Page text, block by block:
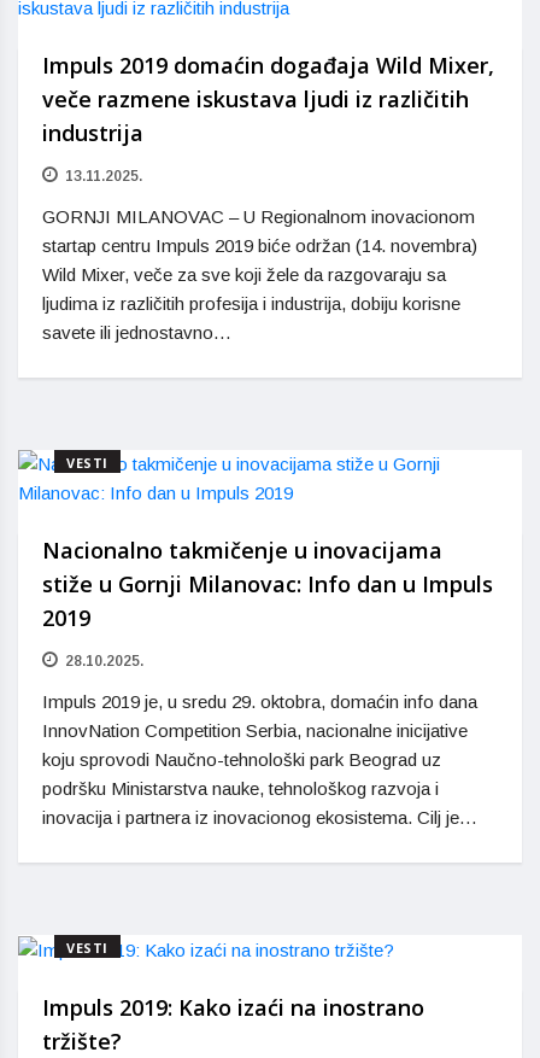
Impuls 2019 domaćin događaja Wild Mixer,
veče razmene iskustava ljudi iz različitih
industrija
13.11.2025.
GORNJI MILANOVAC – U Regionalnom inovacionom
startap centru Impuls 2019 biće održan (14. novembra)
Wild Mixer, veče za sve koji žele da razgovaraju sa
ljudima iz različitih profesija i industrija, dobiju korisne
savete ili jednostavno…
VESTI
Nacionalno takmičenje u inovacijama
stiže u Gornji Milanovac: Info dan u Impuls
2019
28.10.2025.
Impuls 2019 je, u sredu 29. oktobra, domaćin info dana
InnovNation Competition Serbia, nacionalne inicijative
koju sprovodi Naučno-tehnološki park Beograd uz
podršku Ministarstva nauke, tehnološkog razvoja i
inovacija i partnera iz inovacionog ekosistema. Cilj je…
VESTI
Impuls 2019: Kako izaći na inostrano
tržište?